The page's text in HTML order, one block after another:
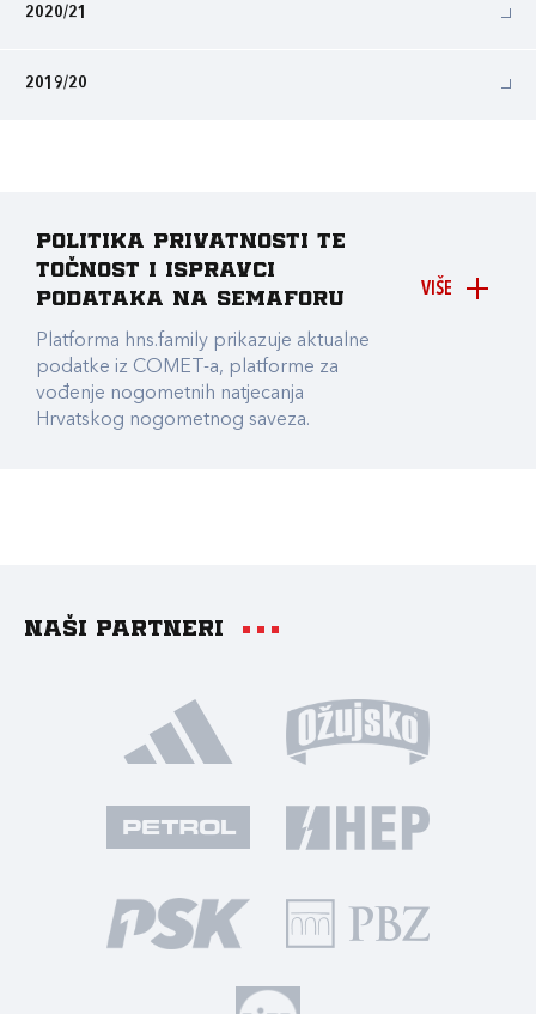
2020/21
2019/20
VIŠE
Politika privatnosti te
točnost i ispravci
podataka na Semaforu
Platforma hns.family prikazuje aktualne
podatke iz COMET-a, platforme za
vođenje nogometnih natjecanja
Hrvatskog nogometnog saveza.
Naši partneri